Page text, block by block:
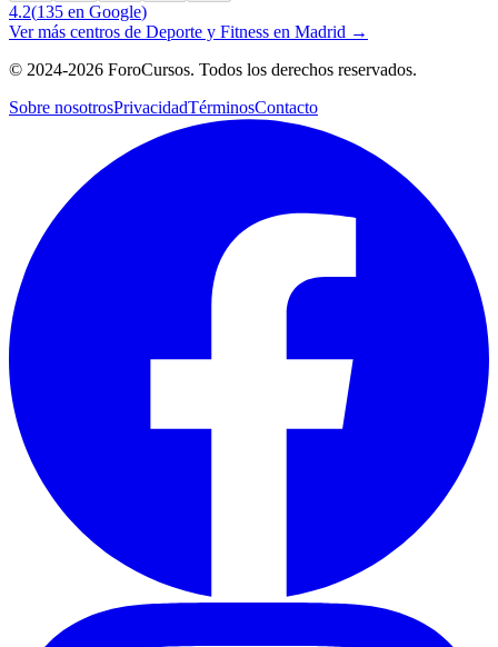
4.2(135 en Google)
Ver más centros de Deporte y Fitness en Madrid →
© 2024-2026 ForoCursos. Todos los derechos reservados.
Sobre nosotrosPrivacidadTérminosContacto